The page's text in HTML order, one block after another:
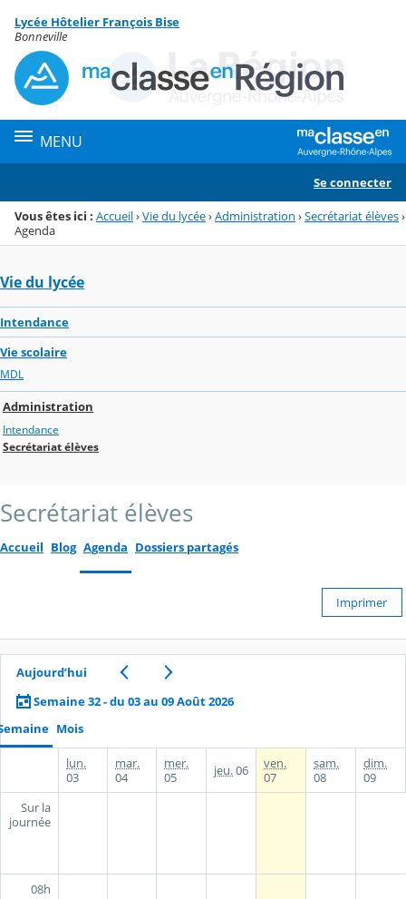
Menu de la rubrique
Contenu
Lycée Hôtelier François Bise
Bonneville
MENU
Se connecter
Vous êtes ici : Accueil›Vie du lycée›Administration ›Secrétariat élèves›
Agenda
Vie du lycée
Intendance
Vie scolaire
MDL
Administration
Intendance
Secrétariat élèves
Secrétariat élèves
Accueil Blog Agenda Dossiers partagés
Imprimer
Aujourd’hui
Semaine 32 - du 03 au 09 Août 2026
Mois
lun.
03
mar.
04
mer.
05
jeu.06
ven.
07
sam.
08
dim.
09
Sur la
journée
08h